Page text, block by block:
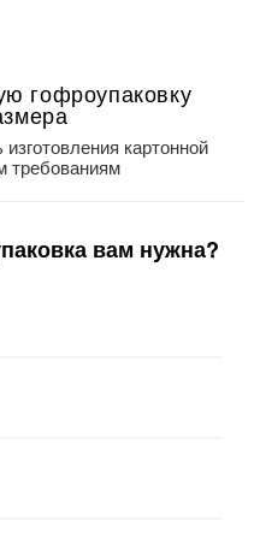
гофроупаковку
картонной
требованиям
вам нужна?